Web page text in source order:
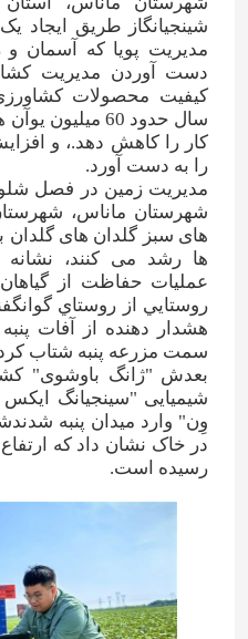
شينجيانگاز طریق ایجاد
مدیریت پویا که آسمان و
دست آوردن مدیریت
کیفیت محصولات
سال حدود 60
را به دست آورد.
مدیریت زمین در فصل
شهرستان ماناس،
های سبز گلدان های گلدان
ها رشد می کنند،
عملیات حفاظت از
روستايي از روستاي
هشدار دهنده از آفات
سمت مزرعه پنبه شتاب
بعدش "ژانگ باوشوی"
شیمیایی "سینجیانگ
وِن" وارد میدان پنبه
رسیده است.